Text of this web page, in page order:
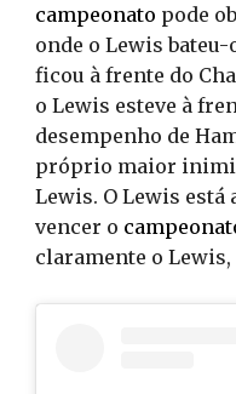
campeonato pode
onde o Lewis
ficou à frente do
o Lewis esteve à
desempenho de
próprio maior
Lewis. O Lewis está
vencer o
claramente o